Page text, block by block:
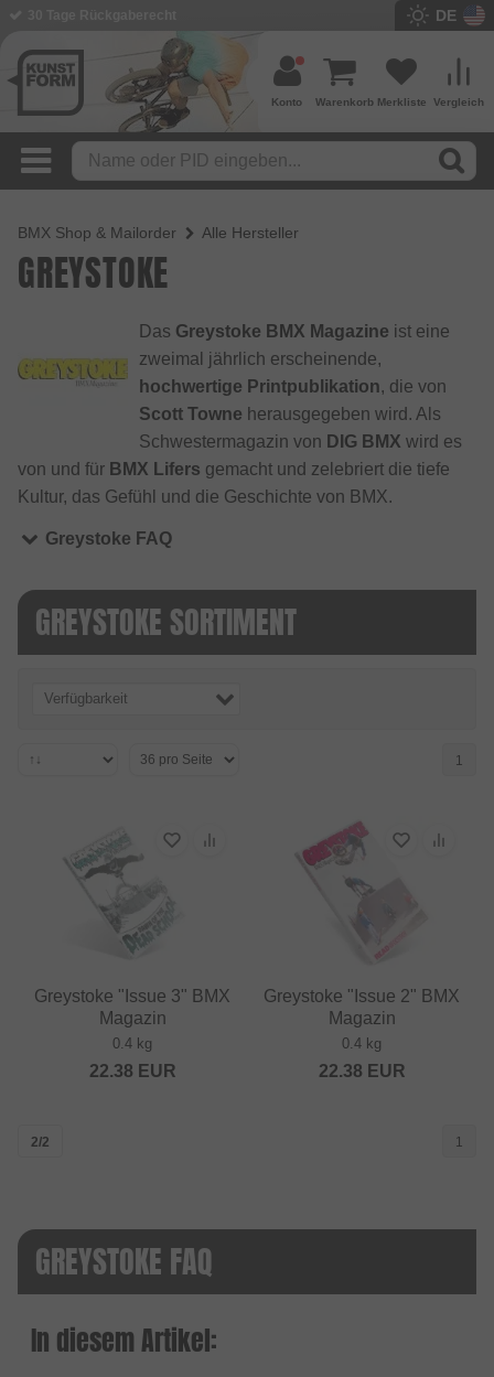
DE
Vergleich
Merkliste
Warenkorb
Konto
BMX Shop & Mailorder Alle Hersteller
GREYSTOKE
Das Greystoke BMX Magazine ist eine
zweimal jährlich erscheinende,
hochwertige Printpublikation, die von
Scott Towne herausgegeben wird. Als
Schwestermagazin von DIG BMX wird es
von und für BMX Lifers gemacht und zelebriert die tiefe
Kultur, das Gefühl und die Geschichte von BMX.
Greystoke FAQ
GREYSTOKE SORTIMENT
Verfügbarkeit
1
Greystoke "Issue 3" BMX
Magazin
0.4 kg
22.38 EUR
Greystoke "Issue 2" BMX
Magazin
0.4 kg
22.38 EUR
2/2 1
GREYSTOKE FAQ
In diesem Artikel: